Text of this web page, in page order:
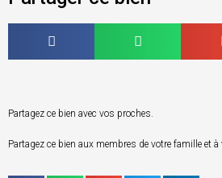
Partagez ce bien avec vos proches.
Partagez ce bien aux membres de votre famille et